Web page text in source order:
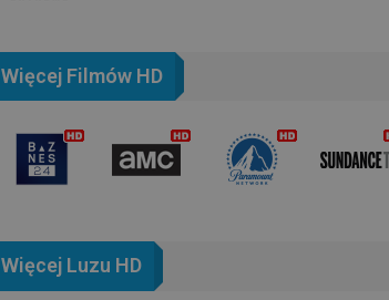
Więcej Filmów HD
Więcej Luzu HD